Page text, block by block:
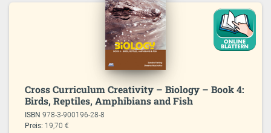
Cross Curriculum Creativity – Biology – Book 4:
Birds, Reptiles, Amphibians and Fish
ISBN978-3-900196-28-8
Preis: 19,70 €